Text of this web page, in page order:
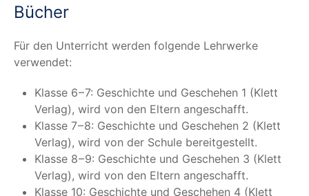
Bücher
Für den Unter­richt wer­den fol­gen­de Lehr­wer­ke
verwendet:
Klas­se 6 – 7: Geschich­te und Gesche­hen 1 (Klett
Ver­lag), wird von den Eltern angeschafft.
Klas­se 7 – 8: Geschich­te und Gesche­hen 2 (Klett
Ver­lag), wird von der Schu­le bereitgestellt.
Klas­se 8 – 9: Geschich­te und Gesche­hen 3 (Klett
Ver­lag), wird von den Eltern angeschafft.
Klas­se 10: Geschich­te und Gesche­hen 4 (Klett